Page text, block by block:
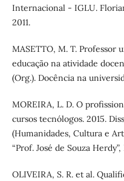
Internacional - IGLU.
2011.
MASETTO, M. T. Professor
educação na atividade
(Org.). Docência na
MOREIRA, L. D. O
cursos tecnólogos. 2015.
(Humanidades, Cultura e
“Prof. José de Souza
OLIVEIRA, S. R. et al.